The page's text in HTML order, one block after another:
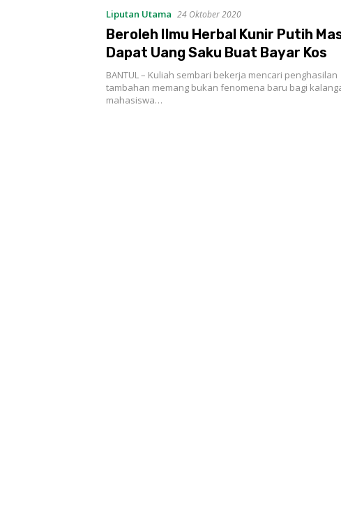
Liputan Utama 24 Oktober 2020
Beroleh Ilmu Herbal Kunir Putih
Dapat Uang Saku Buat Bayar Kos
BANTUL – Kuliah sembari bekerja mencari penghasilan
tambahan memang bukan fenomena baru bagi
mahasiswa…